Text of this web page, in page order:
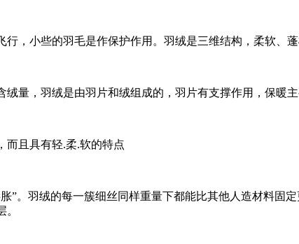
，小些的羽毛是作保护作用。羽绒是三维结构，柔软、蓬
绒量，羽绒是由羽片和绒组成的，羽片有支撑作用，保暖
而且具有轻.柔.软的特点
”。羽绒的每一簇细丝同样重量下都能比其他人造材料